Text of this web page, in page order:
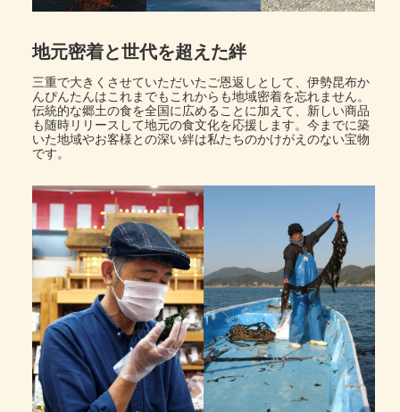
地元密着と世代を超えた絆
三重で大きくさせていただいたご恩返しとして、伊勢昆布か
んぴんたんはこれまでもこれからも地域密着を忘れません。
伝統的な郷土の食を全国に広めることに加えて、新しい商品
も随時リリースして地元の食文化を応援します。今までに築
いた地域やお客様との深い絆は私たちのかけがえのない宝物
です。